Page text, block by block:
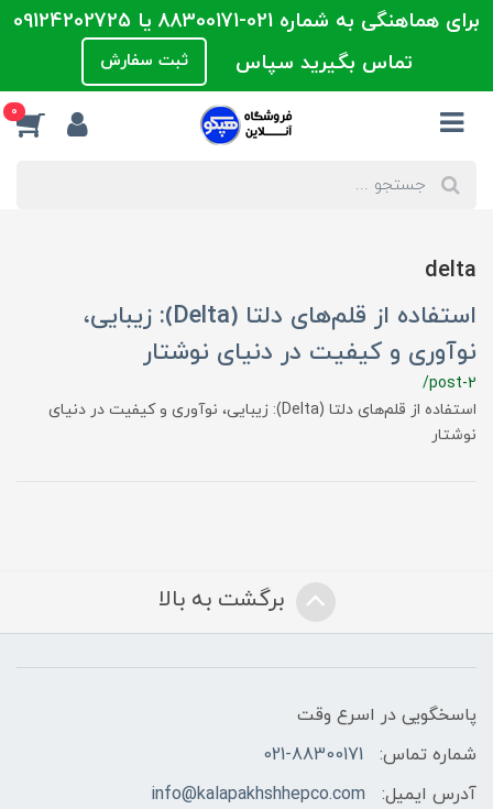
برای هماهنگی به شماره 021-88300171 یا 09124202725
تماس بگیرید سپاس
ثبت سفارش
0
delta
استفاده از قلم‌های دلتا (Delta): زیبایی،
نوآوری و کیفیت در دنیای نوشتار
/post-2
استفاده از قلم‌های دلتا (Delta): زیبایی، نوآوری و کیفیت در دنیای
نوشتار
برگشت به بالا
پاسخگویی در اسرع وقت
شماره تماس:
021-88300171
آدرس ایمیل:
info@kalapakhshhepco.com